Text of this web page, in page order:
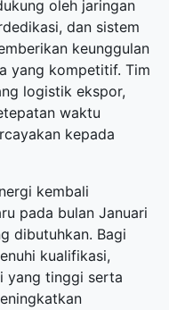
oleh jaringan
dan sistem
keunggulan
yang kompetitif. Tim
logistik ekspor,
waktu
kepada
kembali
pada bulan Januari
dibutuhkan. Bagi
kualifikasi,
yang tinggi serta